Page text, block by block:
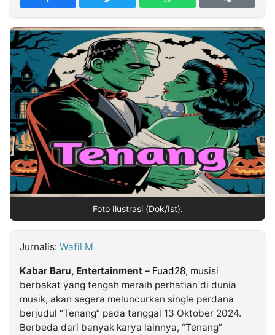
PT
TREETAN
MULTIMEDIA
INDONESIA
Partner
Insight
NTB
Suara
Time
Lens
IDN
Daily
Jogja
Jalan
Rakyat
Idealita
News
Kita
Notice
Radar
Baru
Seedbacklink
Follow
Kabarbaru
Foto Ilustrasi (Dok/Ist).
Jurnalis: Wafil M
Kabar Baru, Entertainment – Fuad28, musisi
berbakat yang tengah meraih perhatian di dunia
musik, akan segera meluncurkan single perdana
berjudul “Tenang” pada tanggal 13 Oktober 2024.
Berbeda dari banyak karya lainnya, “Tenang”